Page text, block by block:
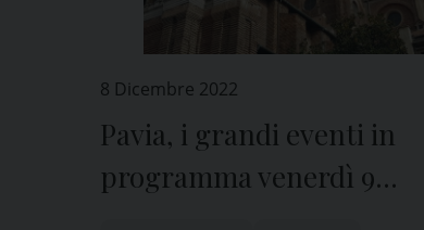
8 Dicembre 2022
Pavia, i grandi eventi in
programma venerdì 9